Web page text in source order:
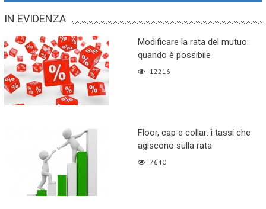
IN EVIDENZA
Modificare la rata del mutuo:
quando è possibile
12216
Floor, cap e collar: i tassi che
agiscono sulla rata
7640